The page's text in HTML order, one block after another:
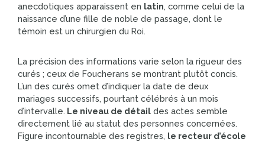
anecdotiques apparaissent en latin, comme celui de la
naissance d’une fille de noble de passage, dont le
témoin est un chirurgien du Roi.
La précision des informations varie selon la rigueur des
curés ; ceux de Foucherans se montrant plutôt concis.
L’un des curés omet d’indiquer la date de deux
mariages successifs, pourtant célébrés à un mois
d’intervalle. Le niveau de détail des actes semble
directement lié au statut des personnes concernées.
Figure incontournable des registres, le recteur d’école